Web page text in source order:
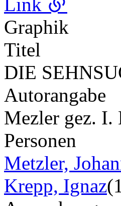
Graphik
Titel
DIE
Autorangabe
Mezler gez. I.
Personen
Metzler,
Krepp, Ignaz